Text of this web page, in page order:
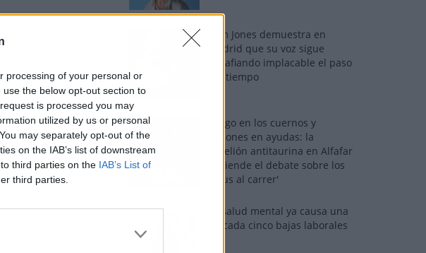
processing of your personal or
the below opt-out section to
is processed you may
utilized by us or personal
may separately opt-out of the
on the IAB’s list of downstream
third parties on the IAB’s List of
third parties.
Tom Jones demuestra en
Madrid que su voz sigue
desafiando implacable el paso
del tiempo
Fuego en los cuernos y
millones en ayudas: la
rebelión antitaurina en Alfafar
enciende el debate sobre los
'bous al carrer'
La salud mental ya causa una
de cada cinco bajas laborales